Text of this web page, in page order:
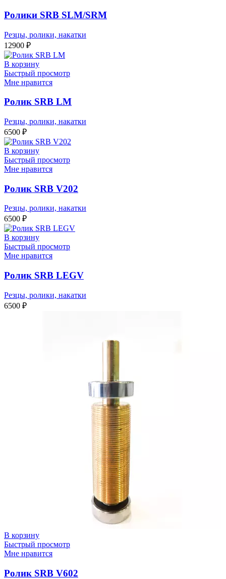
Ролики SRB SLM/SRM
Резцы, ролики, накатки
12900 ₽
В корзину
Быстрый просмотр
Мне нравится
Ролик SRB LM
Резцы, ролики, накатки
6500 ₽
В корзину
Быстрый просмотр
Мне нравится
Ролик SRB V202
Резцы, ролики, накатки
6500 ₽
В корзину
Быстрый просмотр
Мне нравится
Ролик SRB LEGV
Резцы, ролики, накатки
6500 ₽
В корзину
Быстрый просмотр
Мне нравится
Ролик SRB V602